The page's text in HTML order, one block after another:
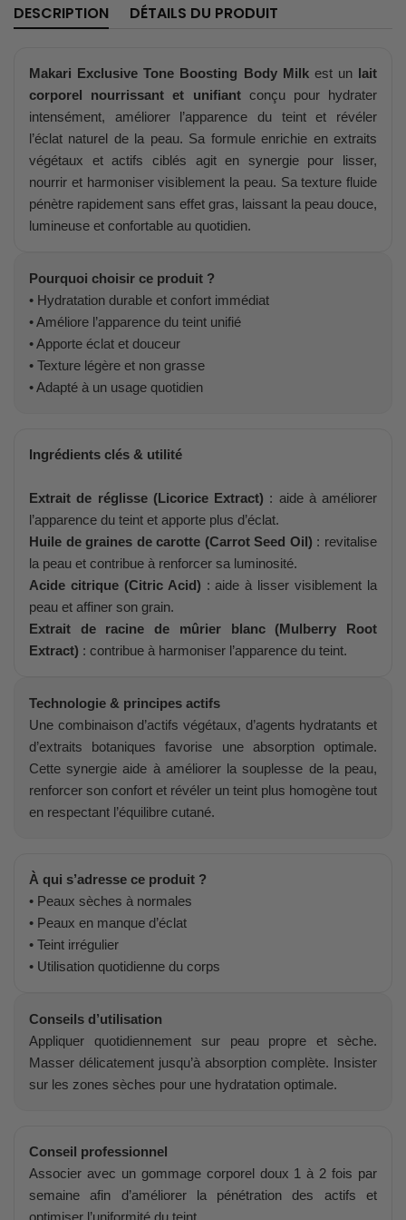
DESCRIPTION DÉTAILS DU PRODUIT
Makari Exclusive Tone Boosting Body Milkest un lait
corporel nourrissant et unifiantconçu pour hydrater
intensément, améliorer l’apparence du teint et révéler
l’éclat naturel de la peau. Sa formule enrichie en extraits
végétaux et actifs ciblés agit en synergie pour lisser,
nourrir et harmoniser visiblement la peau. Sa texture fluide
pénètre rapidement sans effet gras, laissant la peau douce,
lumineuse et confortable au quotidien.
Pourquoi choisir ce produit ?
• Hydratation durable et confort immédiat
• Améliore l’apparence du teint unifié
• Apporte éclat et douceur
• Texture légère et non grasse
• Adapté à un usage quotidien
Ingrédients clés & utilité
Extrait de réglisse (Licorice Extract) : aide à améliorer
l’apparence du teint et apporte plus d’éclat.
Huile de graines de carotte (Carrot Seed Oil) : revitalise
la peau et contribue à renforcer sa luminosité.
Acide citrique (Citric Acid) : aide à lisser visiblement la
peau et affiner son grain.
Extrait de racine de mûrier blanc (Mulberry Root
Extract) : contribue à harmoniser l’apparence du teint.
Technologie & principes actifs
Une combinaison d’actifs végétaux, d’agents hydratants et
d’extraits botaniques favorise une absorption optimale.
Cette synergie aide à améliorer la souplesse de la peau,
renforcer son confort et révéler un teint plus homogène tout
en respectant l’équilibre cutané.
À qui s’adresse ce produit ?
• Peaux sèches à normales
• Peaux en manque d’éclat
• Teint irrégulier
• Utilisation quotidienne du corps
Conseils d’utilisation
Appliquer quotidiennement sur peau propre et sèche.
Masser délicatement jusqu’à absorption complète. Insister
sur les zones sèches pour une hydratation optimale.
Conseil professionnel
Associer avec un gommage corporel doux 1 à 2 fois par
semaine afin d’améliorer la pénétration des actifs et
optimiser l’uniformité du teint.